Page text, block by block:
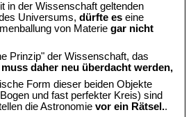
in der Wissenschaft geltenden
Universums,dürfte eseine
von Materiegar nicht
Prinzip" der Wissenschaft, das
muss daher neu überdacht werden,
Form dieser beiden Objekte
und fast perfekter Kreis) sind
die Astronomievor ein Rätsel..